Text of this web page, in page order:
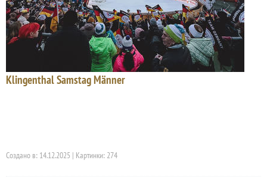
Klingenthal Samstag Männer
Создано в: 14.12.2025 | Картинки: 274